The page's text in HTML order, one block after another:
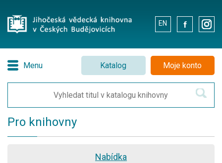
EN . .
Menu Katalog Moje konto
Pro knihovny
Nabídka